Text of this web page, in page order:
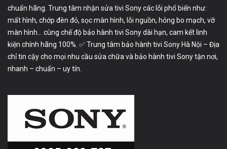
chuẩn hãng. Trung tâm nhận sửa tivi Sony các lỗi phổ biến như:
mất hình, chớp đèn đỏ, sọc màn hình, lỗi nguồn, hỏng bo mạch, vỡ
màn hình… cùng chế độ bảo hành tivi Sony dài hạn, cam kết linh
kiện chính hãng 100%. ✅ Trung tâm bảo hành tivi Sony Hà Nội – Địa
chỉ tin cậy cho mọi nhu cầu sửa chữa và bảo hành tivi Sony tận nơi,
nhanh – chuẩn – uy tín.